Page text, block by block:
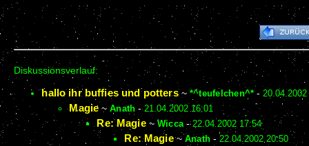
Diskussionsverlauf:
hallo ihr buffies und potters~ *^teufelchen^*-
Magie ~Anath - 21.04.2002 16:01
Re: Magie~ Wicca - 22.04.2002 17:54
Re: Magie~ Anath - 22.04.2002 20:50